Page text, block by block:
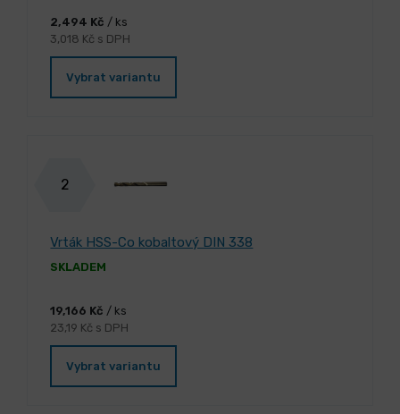
2,494 Kč / ks
3,018 Kč s DPH
Vybrat variantu
2
Vrták HSS-Co kobaltový DIN 338
SKLADEM
19,166 Kč / ks
23,19 Kč s DPH
Vybrat variantu